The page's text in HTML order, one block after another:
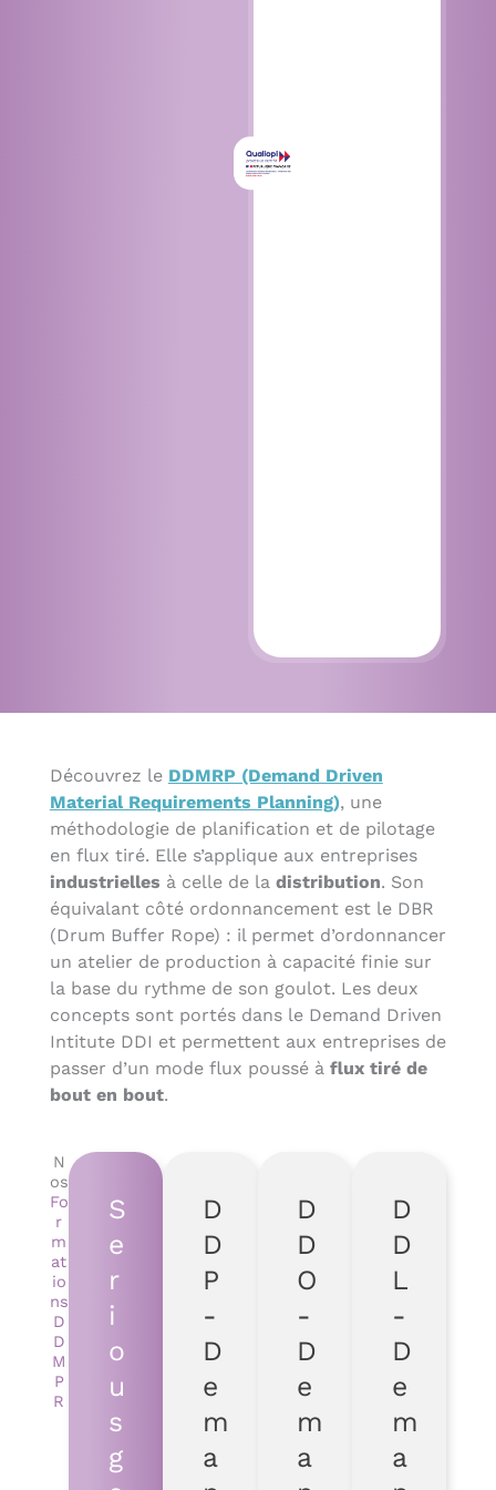
Découvrez le DDMRP (Demand Driven
Material Requirements Planning),une
méthodologie de planification et de pilotage
en flux tiré. Elle s’applique aux entreprises
industrielles à celle de la distribution. Son
équivalant côté ordonnancement est le DBR
(Drum Buffer Rope) : il permet d’ordonnancer
un atelier de production à capacité finie sur
la base du rythme de son goulot. Les deux
concepts sont portés dans le Demand Driven
Intitute DDI et permettent aux entreprises de
passer d’un mode flux poussé à flux tiré de
bout en bout.
N
os
Fo
r
m
at
io
ns
D
D
M
P
R
S
e
r
i
o
u
s
g
D
D
P
-
D
e
m
a
D
D
O
-
D
e
m
a
D
D
L
-
D
e
m
a